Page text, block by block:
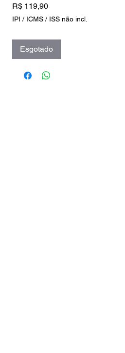
R$ 119,90Preço
IPI / ICMS / ISS não incl.
Esgotado